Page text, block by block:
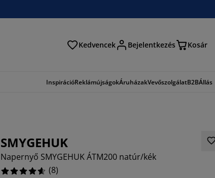
Kedvencek Bejelentkezés Kosár
InspirációReklámújságokÁruházakVevőszolgálatB2BÁllás
SMYGEHUK
Napernyő SMYGEHUK ÁTM200 natúr/kék
(8)